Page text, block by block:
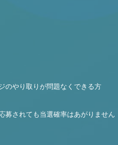
のやり取りが問題なくできる方
募されても当選確率はあがりません